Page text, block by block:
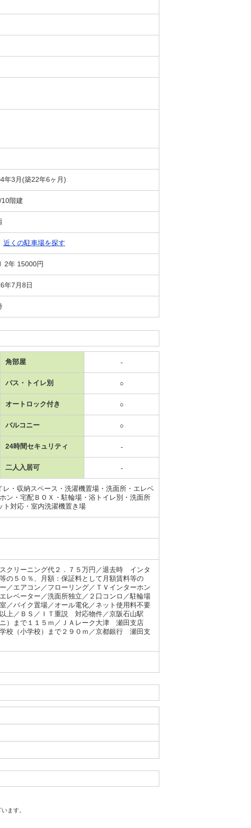
年3月(築22年6ヶ月)
階建
近くの駐車場を探す
2年 15000円
年7月8日
角部屋 -
バス・トイレ別 ○
オートロック付き ○
バルコニー ○
24時間セキュリティ -
二人入居可 -
・収納スペース・洗濯機置場・洗面所・エレベ
ン・宅配ＢＯＸ・駐輪場・浴トイレ別・洗面所
ト対応・室内洗濯機置き場
クリーニング代２．７５万円／退去時 インタ
の５０％、月額：保証料として月額賃料等の
／エアコン／フローリング／ＴＶインターホン
レベーター／洗面所独立／２口コンロ／駐輪場
／バイク置場／オール電化／ネット使用料不要
上／ＢＳ／ＩＴ重説 対応物件／京阪石山駅
）まで１１５ｍ／ＪＡレーク大津 瀬田支店
校（小学校）まで２９０ｍ／京都銀行 瀬田支
ます。